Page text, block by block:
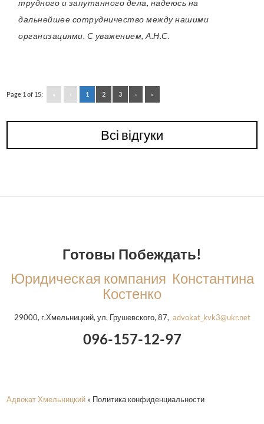
трудного и запутанного дела, надеюсь на
дальнейшее сотрудничество между нашими
организациями. С уважением, А.Н.С.
Page 1 of 15: « ‹ 1 2 3 › »
Всі відгуки
Готовы Побеждать!
Юридическая компания Константина
Костенко
29000, г.Хмельницкий, ул. Грушевского, 87, advokat_kvk3@ukr.net
096-157-12-97
Адвокат Хмельницкий » Политика конфиденциальности